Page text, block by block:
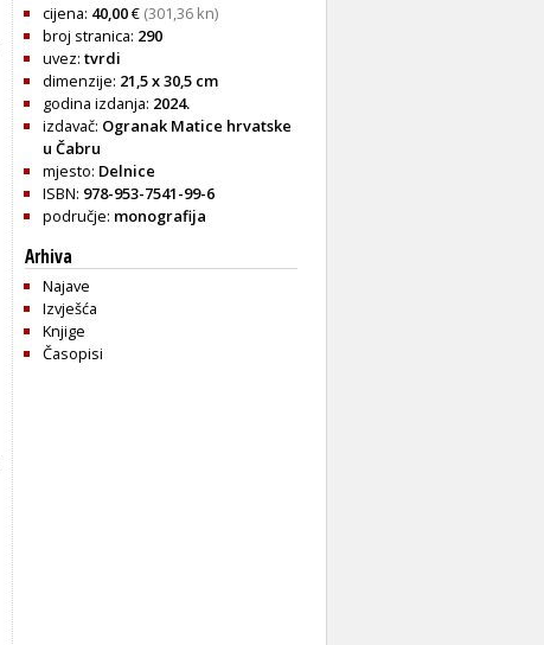
cijena: 40,00€ (301,36 kn)
broj stranica: 290
uvez: tvrdi
dimenzije: 21,5 x 30,5 cm
godina izdanja: 2024.
izdavač: Ogranak Matice hrvatske
u Čabru
mjesto: Delnice
ISBN: 978-953-7541-99-6
područje: monografija
Arhiva
Najave
Izvješća
Knjige
Časopisi